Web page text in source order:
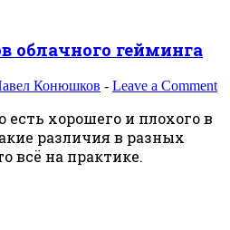
облачного гейминга
Конюшков - Leave a Comment
есть хорошего и плохого в
различия в разных
всё на практике.